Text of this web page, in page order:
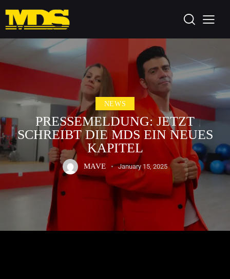
NEWS
PRESSEMELDUNG: JETZT
SCHREIBT DIE MDS EIN NEUES
KAPITEL
MAVE January 15, 2025